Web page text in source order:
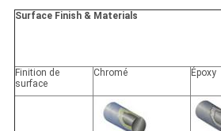
Surface Finish & Materials
Finition de
surface
Chromé Époxy